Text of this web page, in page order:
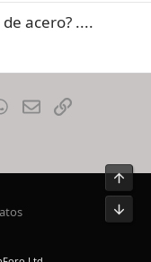
de acero? ....
WhatsApp
EmailEnlace